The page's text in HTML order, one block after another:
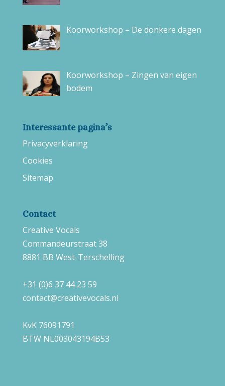
Koorworkshop – De donkere dagen
Koorworkshop – Zingen van eigen
bodem
Interessante pagina’s
Privacyverklaring
Cookies
Sitemap
Contact
Creative Vocals
Commandeurstraat 38
8881 BB West-Terschelling
+31 (0)6 37 44 23 59
contact@creativevocals.nl
KvK 76091791
BTW NL003043194B53